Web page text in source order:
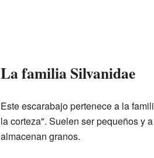
La familia Silvanidae
Este escarabajo pertenece a la
la corteza". Suelen ser pequeños y
almacenan granos.